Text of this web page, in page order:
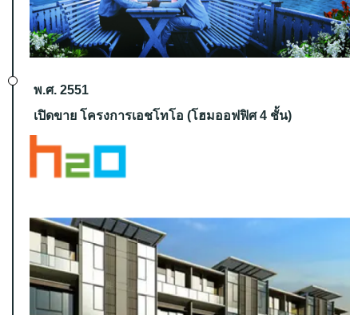
พ.ศ. 2551
เปิดขาย โครงการเอชโทโอ (โฮมออฟฟิศ 4 ชั้น)